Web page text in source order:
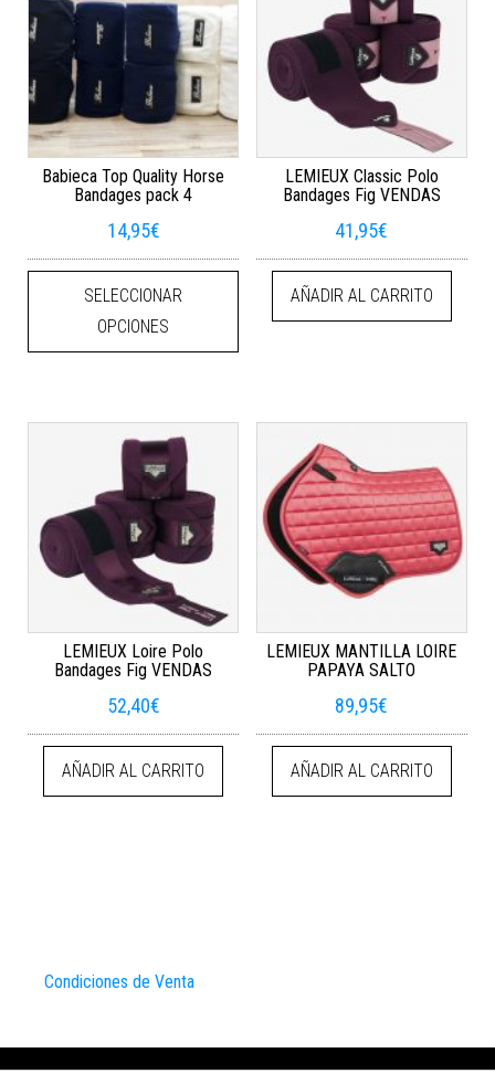
Babieca Top Quality Horse
Bandages pack 4
14,95€
SELECCIONAR
OPCIONES
Este producto tiene múltiples
LEMIEUX Classic Polo
Bandages Fig VENDAS
41,95€
AÑADIR AL CARRITO
LEMIEUX Loire Polo
Bandages Fig VENDAS
52,40€
AÑADIR AL CARRITO
LEMIEUX MANTILLA LOIRE
PAPAYA SALTO
89,95€
AÑADIR AL CARRITO
Condiciones de Venta